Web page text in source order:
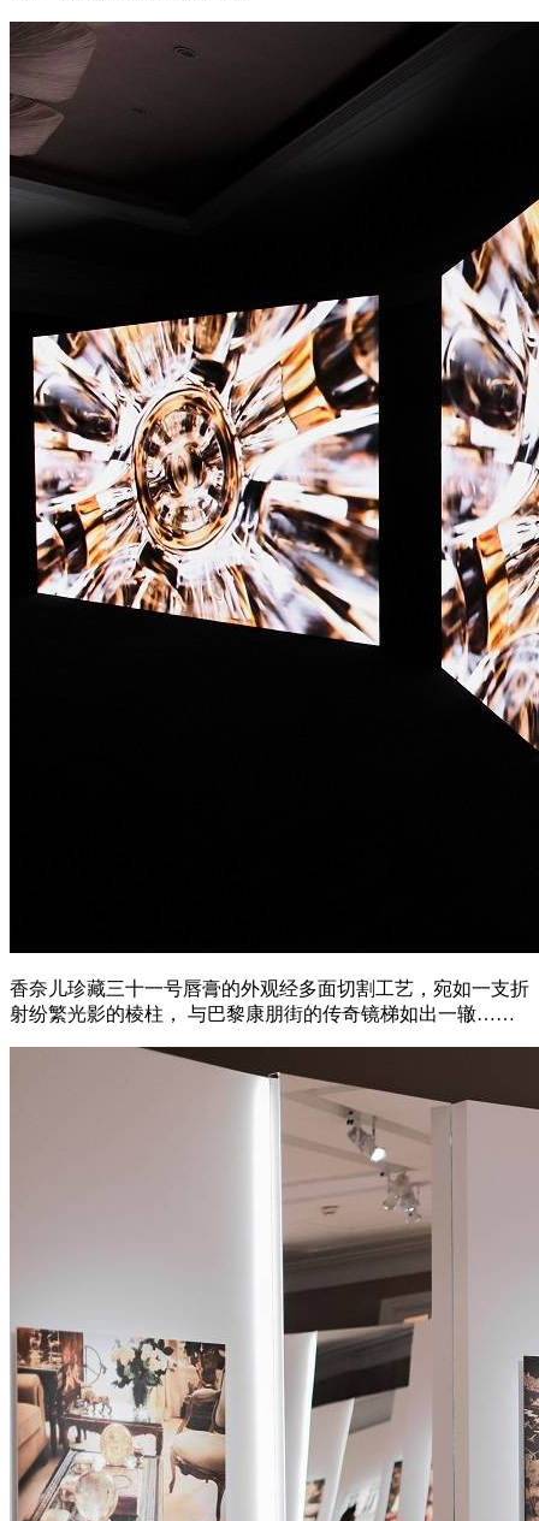
香奈儿珍藏三十一号唇膏的外观经多面切割工艺，宛如一支折
射纷繁光影的棱柱， 与巴黎康朋街的传奇镜梯如出一辙……